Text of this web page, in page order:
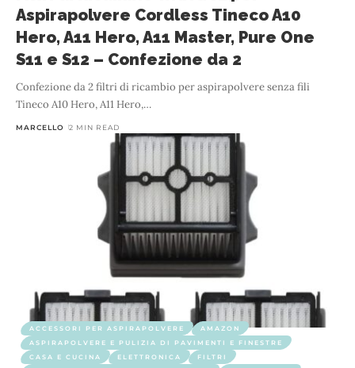
Aspirapolvere Cordless Tineco A10
Hero, A11 Hero, A11 Master, Pure One
S11 e S12 – Confezione da 2
Confezione da 2 filtri di ricambio per aspirapolvere senza fili
Tineco A10 Hero, A11 Hero,…
MARCELLO 2 MIN READ
ACCESSORI PER ASPIRAPOLVERE
AMAZON
ASPIRAPOLVERE E PULIZIA DI PAVIMENTI E FINESTRE
CASA E CUCINA
ELETTRONICA
FILTRI